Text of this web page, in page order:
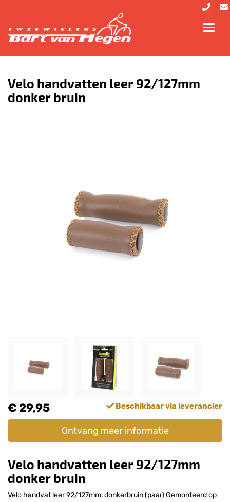
Velo handvatten leer 92/127mm
donker bruin
€ 29,95 Beschikbaar via leverancier
Ontvang meer informatie
Velo handvatten leer 92/127mm
donker bruin
Velo handvat leer 92/127mm, donkerbruin (paar) Gemonteerd op